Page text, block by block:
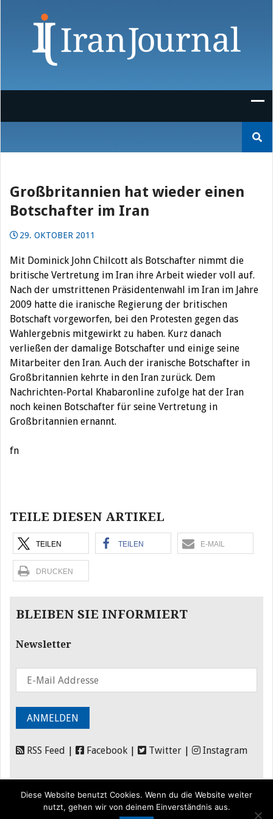
nach:
Großbritannien hat wieder einen
Botschafter im Iran
29. OKTOBER 2011
Mit Dominick John Chilcott als Botschafter nimmt die
britische Vertretung im Iran ihre Arbeit wieder voll auf.
Nach der umstrittenen Präsidentenwahl im Iran im Jahre
2009 hatte die iranische Regierung der britischen
Botschaft vorgeworfen, bei den Protesten gegen das
Wahlergebnis mitgewirkt zu haben. Kurz danach
verließen der damalige Botschafter und einige seine
Mitarbeiter den Iran. Auch der iranische Botschafter in
Großbritannien kehrte in den Iran zurück. Dem
Nachrichten-Portal Khabaronline zufolge hat der Iran
noch keinen Botschafter für seine Vertretung in
Großbritannien ernannt.
fn
TEILE DIESEN ARTIKEL
TEILEN TEILEN E-MAIL
DRUCKEN
BLEIBEN SIE INFORMIERT
Newsletter
RSS Feed Facebook Twitter Instagram
Diese Website benutzt Cookies. Wenn du die Website weiter
nutzt, gehen wir von deinem Einverständnis aus.